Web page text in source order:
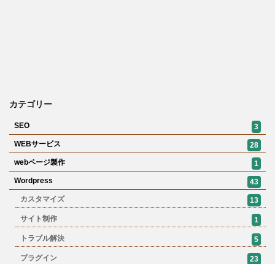
カテゴリー
SEO
3
WEBサービス
28
webページ製作
1
Wordpress
43
カスタマイズ
13
サイト制作 1
トラブル解決 5
プラグイン 23